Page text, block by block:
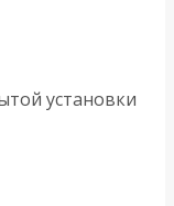
установки